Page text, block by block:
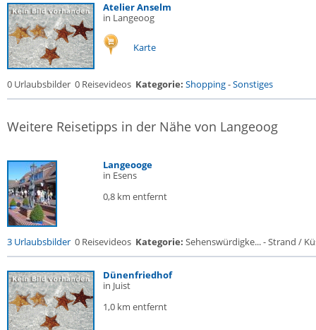
Atelier Anselm
in Langeoog
Karte
0 Urlaubsbilder 0 Reisevideos Kategorie: Shopping-Sonstiges
Weitere Reisetipps in der Nähe von Langeoog
Langeooge
in Esens
0,8 km entfernt
3 Urlaubsbilder 0 Reisevideos Kategorie: Sehenswürdigke... - Strand /
Dünenfriedhof
in Juist
1,0 km entfernt